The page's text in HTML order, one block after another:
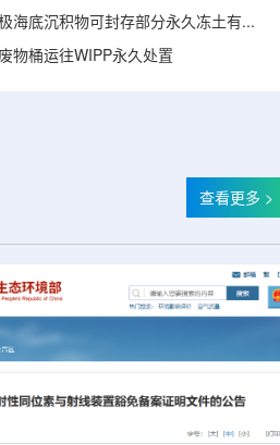
碳同位素分析揭示：加拿大北极海底沉积物可封存部分永久冻土有机碳
物桶运往WIPP永久处置
查看更多 >